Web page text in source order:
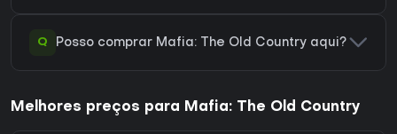
Q Posso comprar Mafia: The Old Country aqui?
Melhores preços para Mafia: The Old Country